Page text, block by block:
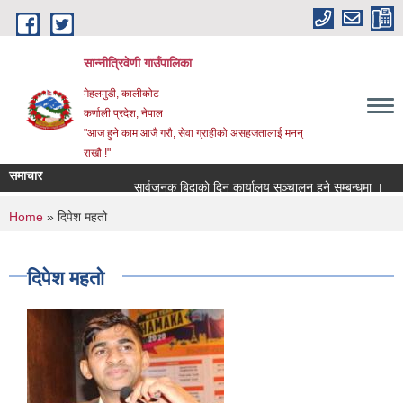
Skip to main content
सान्नीत्रिवेणी गाउँपालिका
मेहलमुडी, कालीकोट
कर्णाली प्रदेश, नेपाल
"आज हुने काम आजै गरौ, सेवा ग्राहीको असहजतालाई मनन्
राखौ !"
समाचार
सार्वजनुक बिदाको दिन कार्यालय सञ्चालन हुने सम्बन्धमा ।
You are here
Home » दिपेश महतो
दिपेश महतो